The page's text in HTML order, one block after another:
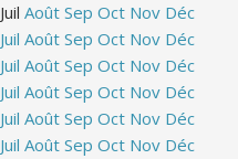
Juil Août Sep Oct Nov Déc
Juil Août Sep Oct Nov Déc
Juil Août Sep Oct Nov Déc
Juil Août Sep Oct Nov Déc
Juil Août Sep Oct Nov Déc
Juil Août Sep Oct Nov Déc